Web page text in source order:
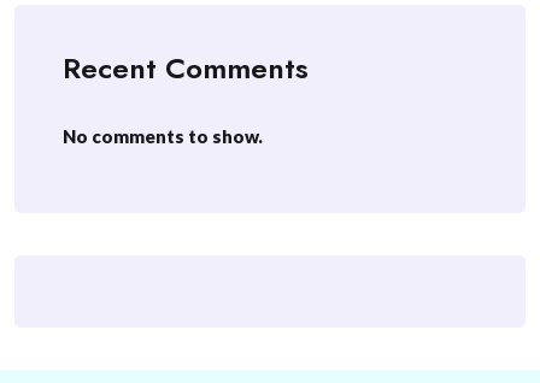
Recent Comments
No comments to show.